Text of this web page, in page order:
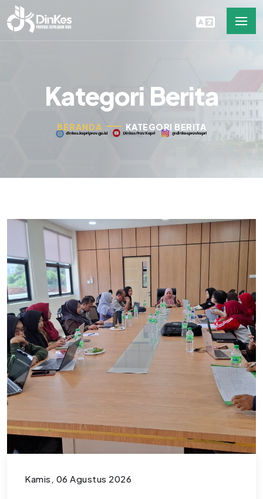
Kategori Berita
BERANDA KATEGORI BERITA
Kamis, 06 Agustus 2026